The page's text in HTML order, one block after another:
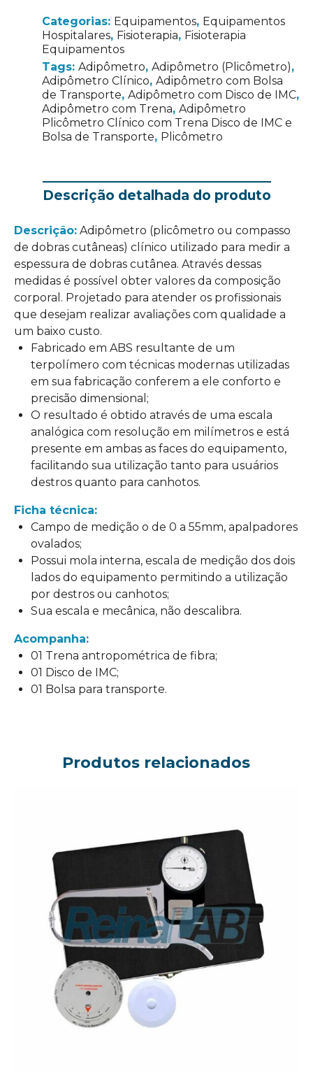
Categorias: Equipamentos, Equipamentos
Hospitalares, Fisioterapia, Fisioterapia
Equipamentos
Tags: Adipômetro, Adipômetro (Plicômetro),
Adipômetro Clínico, Adipômetro com Bolsa
de Transporte, Adipômetro com Disco de IMC,
Adipômetro com Trena, Adipômetro
Plicômetro Clínico com Trena Disco de IMC e
Bolsa de Transporte, Plicômetro
Descrição detalhada do produto
Descrição: Adipômetro (plicômetro ou compasso
de dobras cutâneas) clínico utilizado para medir a
espessura de dobras cutânea. Através dessas
medidas é possível obter valores da composição
corporal. Projetado para atender os profissionais
que desejam realizar avaliações com qualidade a
um baixo custo.
Fabricado em ABS resultante de um
terpolímero com técnicas modernas utilizadas
em sua fabricação conferem a ele conforto e
precisão dimensional;
O resultado é obtido através de uma escala
analógica com resolução em milímetros e está
presente em ambas as faces do equipamento,
facilitando sua utilização tanto para usuários
destros quanto para canhotos.
Ficha técnica:
Campo de medição o de 0 a 55mm, apalpadores
ovalados;
Possui mola interna, escala de medição dos dois
lados do equipamento permitindo a utilização
por destros ou canhotos;
Sua escala e mecânica, não descalibra.
Acompanha:
01 Trena antropométrica de fibra;
01 Disco de IMC;
01 Bolsa para transporte.
Produtos relacionados